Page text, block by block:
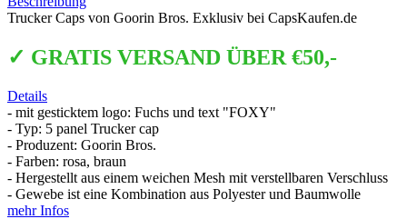
Trucker Caps von Goorin Bros. Exklusiv bei CapsKaufen.de
✓ GRATIS VERSAND ÜBER €50,-
Details
- mit gesticktem logo: Fuchs und text "FOXY"
- Typ: 5 panel Trucker cap
- Produzent: Goorin Bros.
- Farben: rosa, braun
- Hergestellt aus einem weichen Mesh mit verstellbaren Verschluss
- Gewebe ist eine Kombination aus Polyester und Baumwolle
mehr Infos